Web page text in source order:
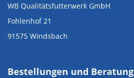
WB Qualitätsfutterwerk GmbH
Fohlenhof 21
91575 Windsbach
Bestellungen und Beratung